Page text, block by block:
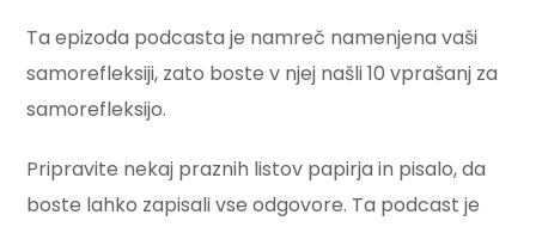
Ta epizoda podcasta je namreč namenjena vaši
samorefleksiji, zato boste v njej našli 10 vprašanj za
samorefleksijo.
Pripravite nekaj praznih listov papirja in pisalo, da
boste lahko zapisali vse odgovore. Ta podcast je